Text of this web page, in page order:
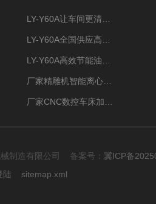
制造有限公司 备案号： 冀ICP备
陆 sitemap.xml